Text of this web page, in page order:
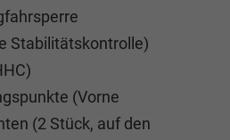
Stabilitätskontrolle)
(Vorne
(2 Stück, auf den